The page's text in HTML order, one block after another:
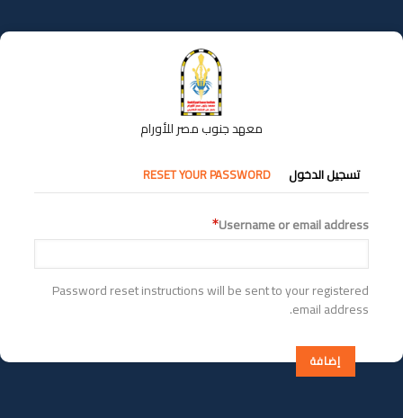
إلى
المحتوى
معهد جنوب مصر للأورام
التبويبات
الأساسية
تسجيل الدخول RESET YOUR PASSWORD
Username or email address
Password reset instructions will be sent to your registered
email address.